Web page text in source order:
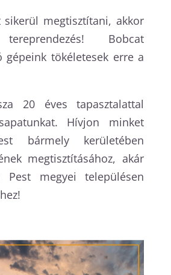
megtisztítani, akkor
Bobcat
gépeink tökéletesek erre a
20 éves tapasztalattal
Hívjon minket
bármely kerületében
megtisztításához, akár
Pest megyei településen